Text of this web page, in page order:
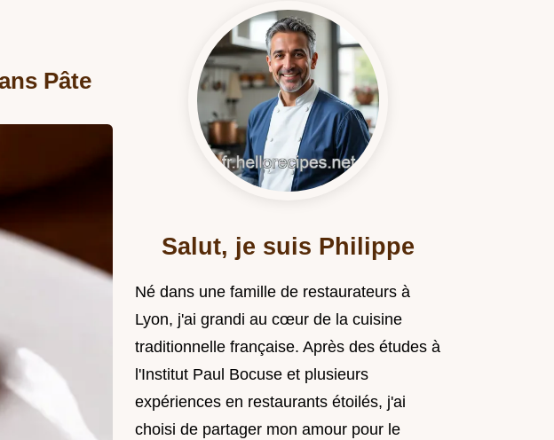
Pâte
Salut, je suis Philippe
Né dans une famille de restaurateurs à
Lyon, j'ai grandi au cœur de la cuisine
traditionnelle française. Après des études à
l'Institut Paul Bocuse et plusieurs
expériences en restaurants étoilés, j'ai
choisi de partager mon amour pour le